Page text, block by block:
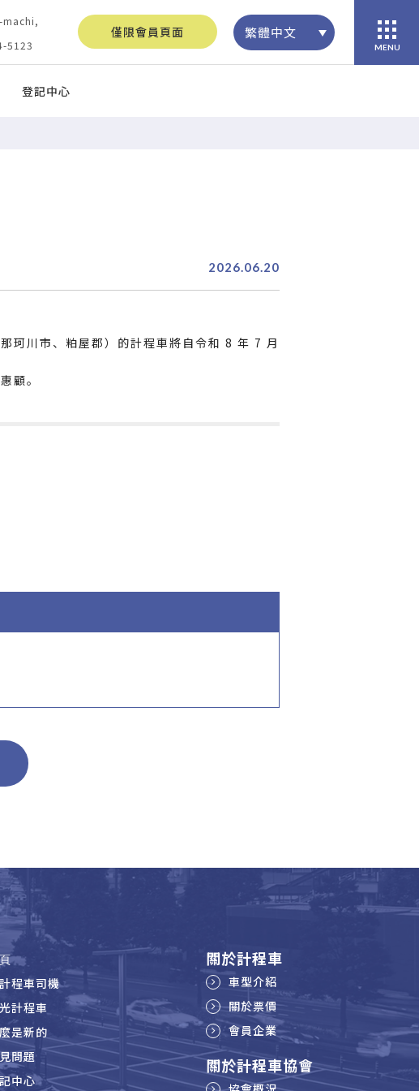
machi,
5123
僅限會員頁面 繁體中文
MENU
登記中心
2026.06.20
珂川市、粕屋郡）的計程車將自令和 8 年 7 月
顧。
程車司機
計程車
是新的
問題
中心
關於計程車
車型介紹
關於票價
會員企業
關於計程車協會